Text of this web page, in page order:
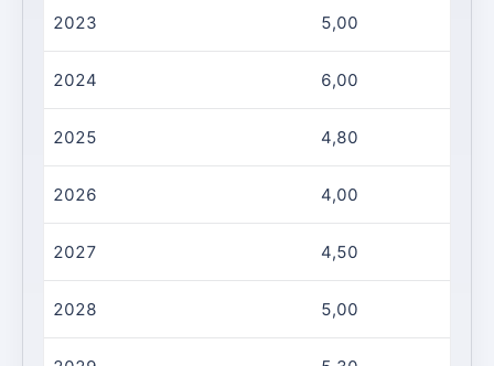
2023 5,00
2024 6,00
2025 4,80
2026 4,00
2027 4,50
2028 5,00